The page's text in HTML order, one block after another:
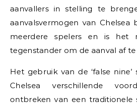
aanvallers in stelling te
aanvalsvermogen van Chelsea
meerdere spelers en is het
tegenstander om de aanval af te
Het gebruik van de ‘false
Chelsea verschillende
ontbreken van een traditionele